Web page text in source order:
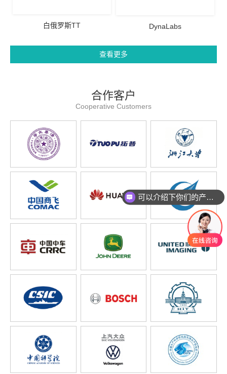
白俄罗斯TT DynaLabs
查看更多
合作客户
Cooperative Customers
可以介绍下你们的产品么